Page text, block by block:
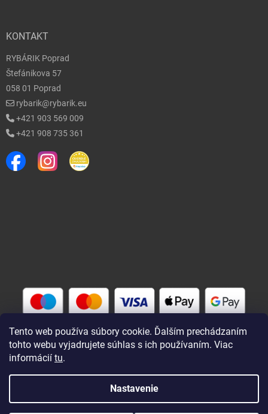
Tento web používa súbory cookie. Ďalším prechádzaním
tohto webu vyjadrujete súhlas s ich používaním. Viac
informácií tu.
Nastavenie
KONTAKT
RYBÁRIK Poprad
Štefánikova 57
058 01 Poprad
rybarik@rybarik.eu
+421 903 569 009
+421 908 735 361